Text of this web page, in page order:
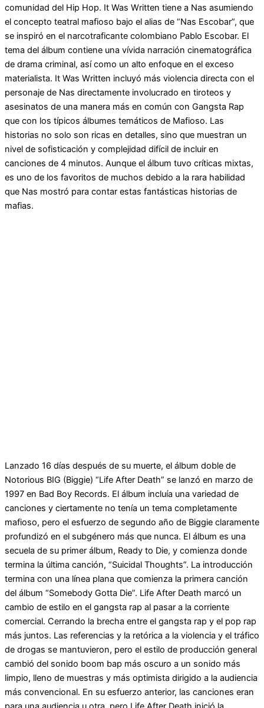
comunidad del Hip Hop. It Was Written tiene a Nas asumiendo
el concepto teatral mafioso bajo el alias de “Nas Escobar”, que
se inspiró en el narcotraficante colombiano Pablo Escobar. El
tema del álbum contiene una vívida narración cinematográfica
de drama criminal, así como un alto enfoque en el exceso
materialista. It Was Written incluyó más violencia directa con el
personaje de Nas directamente involucrado en tiroteos y
asesinatos de una manera más en común con Gangsta Rap
que con los típicos álbumes temáticos de Mafioso. Las
historias no solo son ricas en detalles, sino que muestran un
nivel de sofisticación y complejidad difícil de incluir en
canciones de 4 minutos. Aunque el álbum tuvo críticas mixtas,
es uno de los favoritos de muchos debido a la rara habilidad
que Nas mostró para contar estas fantásticas historias de
mafias.
Lanzado 16 días después de su muerte, el álbum doble de
Notorious BIG (Biggie) “Life After Death” se lanzó en marzo de
1997 en Bad Boy Records. El álbum incluía una variedad de
canciones y ciertamente no tenía un tema completamente
mafioso, pero el esfuerzo de segundo año de Biggie claramente
profundizó en el subgénero más que nunca. El álbum es una
secuela de su primer álbum, Ready to Die, y comienza donde
termina la última canción, “Suicidal Thoughts”. La introducción
termina con una línea plana que comienza la primera canción
del álbum “Somebody Gotta Die”. Life After Death marcó un
cambio de estilo en el gangsta rap al pasar a la corriente
comercial. Cerrando la brecha entre el gangsta rap y el pop rap
más juntos. Las referencias y la retórica a la violencia y el tráfico
de drogas se mantuvieron, pero el estilo de producción general
cambió del sonido boom bap más oscuro a un sonido más
limpio, lleno de muestras y más optimista dirigido a la audiencia
más convencional. En su esfuerzo anterior, las canciones eran